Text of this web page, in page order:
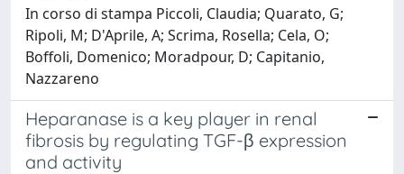
In corso di stampa Piccoli, Claudia; Quarato, G;
Ripoli, M; D'Aprile, A; Scrima, Rosella; Cela, O;
Boffoli, Domenico; Moradpour, D; Capitanio,
Nazzareno
Heparanase is a key player in renal
fibrosis by regulating TGF-β expression
and activity